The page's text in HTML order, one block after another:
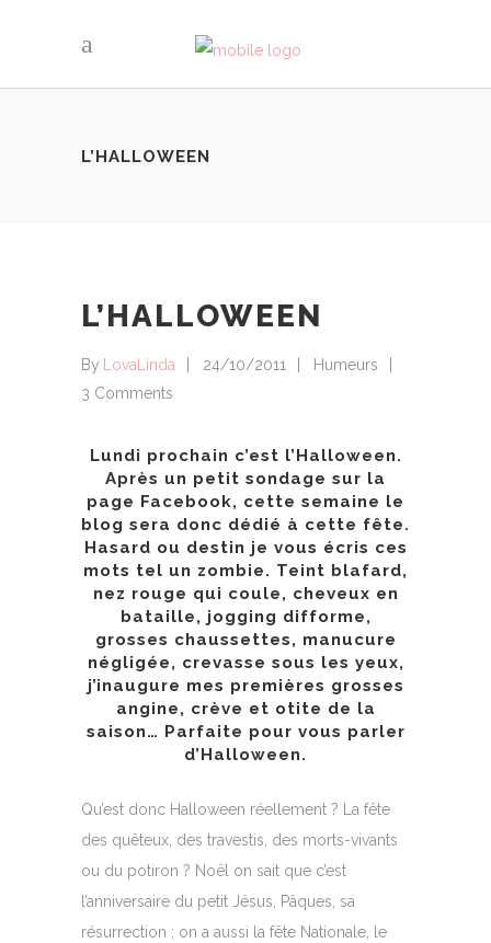
L’HALLOWEEN
L’HALLOWEEN
By LovaLinda 24/10/2011
Humeurs
3 Comments
Lundi prochain c’est l’Halloween.
Après un petit sondage sur la
page Facebook, cette semaine le
blog sera donc dédié à cette fête.
Hasard ou destin je vous écris ces
mots tel un zombie. Teint blafard,
nez rouge qui coule, cheveux en
bataille, jogging difforme,
grosses chaussettes, manucure
négligée, crevasse sous les yeux,
j’inaugure mes premières grosses
angine, crève et otite de la
saison… Parfaite pour vous parler
d’Halloween.
Qu’est donc Halloween réellement ? La fête
des quêteux, des travestis, des morts-vivants
ou du potiron ? Noël on sait que c’est
l’anniversaire du petit Jésus, Pâques, sa
résurrection ; on a aussi la fête Nationale, le